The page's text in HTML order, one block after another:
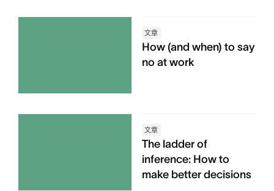
文章
How (and when) to say
no at work
文章
The ladder of
inference: How to
make better decisions